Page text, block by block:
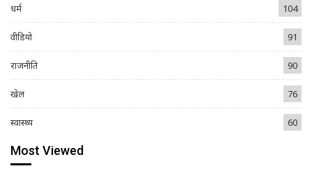
धर्म 104
वीडियो 91
राजनीति 90
खेल 76
स्वास्थ्य 60
Most Viewed